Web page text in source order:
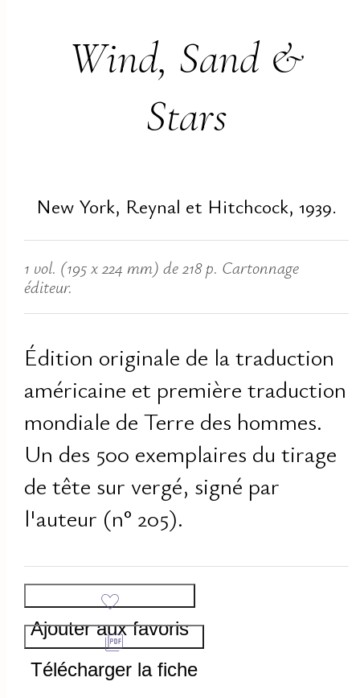
Wind, Sand &
Stars
New York, Reynal et Hitchcock, 1939.
1 vol. (195 x 224 mm) de 218 p. Cartonnage
éditeur.
Édition originale de la traduction
américaine et première traduction
mondiale de Terre des hommes.
Un des 500 exemplaires du tirage
de tête sur vergé, signé par
l'auteur (n° 205).
Ajouter aux favoris
Télécharger la fiche